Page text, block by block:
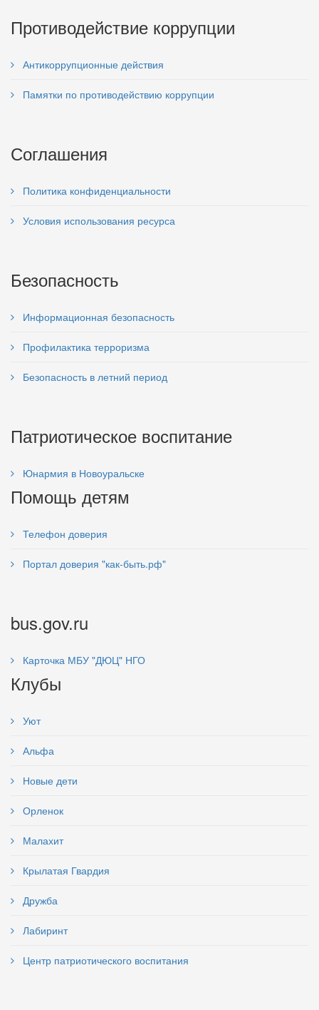
Противодействие коррупции
Антикоррупционные действия
Памятки по противодействию коррупции
Соглашения
Политика конфиденциальности
Условия использования ресурса
Безопасность
Информационная безопасность
Профилактика терроризма
Безопасность в летний период
Патриотическое воспитание
Юнармия в Новоуральске
Помощь детям
Телефон доверия
Портал доверия "как-быть.рф"
bus.gov.ru
Карточка МБУ "ДЮЦ" НГО
Клубы
Уют
Альфа
Новые дети
Орленок
Малахит
Крылатая Гвардия
Дружба
Лабиринт
Центр патриотического воспитания